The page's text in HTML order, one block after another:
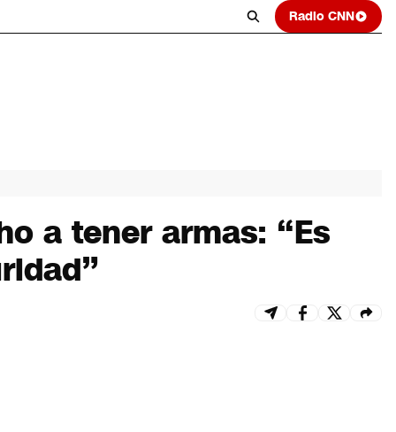
Radio CNN
a tener armas: “Es